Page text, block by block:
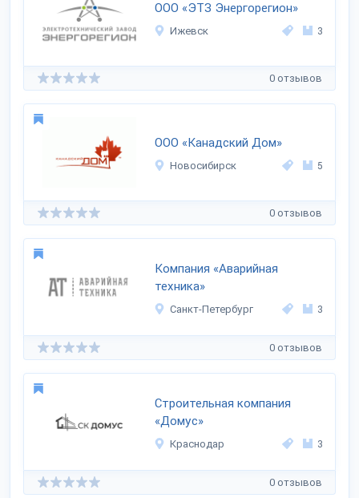
ООО «ЭТЗ Энергорегион»
Ижевск 3
0 отзывов
ООО «Канадский Дом»
Новосибирск 5
0 отзывов
Компания «Аварийная
техника»
Санкт-Петербург 3
0 отзывов
Строительная компания
«Домус»
Краснодар 3
0 отзывов